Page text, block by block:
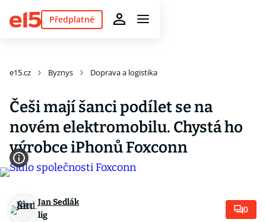
Předplatné
e15.cz Byznys Doprava a logistika
Češi mají šanci podílet se na
novém elektromobilu. Chystá ho
výrobce iPhonů Foxconn
Jan Sedlák
lig
0